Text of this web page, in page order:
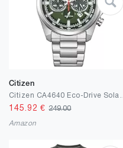
Citizen
145.92 €249.00
Amazon